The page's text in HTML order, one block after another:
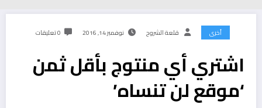
أخرى قلعة الشروح نوفمبر 14, 2016 0 تعليقات
اشتري أي منتوج بأقل ثمن
‘موقع لن تنساه’